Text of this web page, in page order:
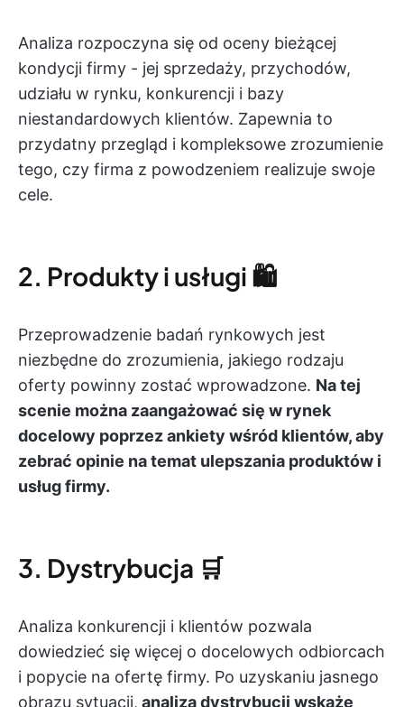
Analiza rozpoczyna się od oceny bieżącej
kondycji firmy - jej sprzedaży, przychodów,
udziału w rynku, konkurencji i bazy
niestandardowych klientów. Zapewnia to
przydatny przegląd i kompleksowe zrozumienie
tego, czy firma z powodzeniem realizuje swoje
cele.
2. Produkty i usługi 🛍️
Przeprowadzenie badań rynkowych jest
niezbędne do zrozumienia, jakiego rodzaju
oferty powinny zostać wprowadzone. Na tej
scenie można zaangażować się w rynek
docelowy poprzez ankiety wśród klientów, aby
zebrać opinie na temat ulepszania produktów i
usług firmy.
3. Dystrybucja 🛒
Analiza konkurencji i klientów pozwala
dowiedzieć się więcej o docelowych odbiorcach
i popycie na ofertę firmy. Po uzyskaniu jasnego
obrazu sytuacji, analiza dystrybucji wskaże